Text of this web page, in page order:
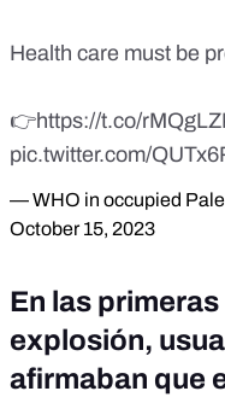
Health care must be
👉https://t.co/
pic.twitter.com/
— WHO in occupied
October 15, 2023
En las
explosión,
afirmaban que